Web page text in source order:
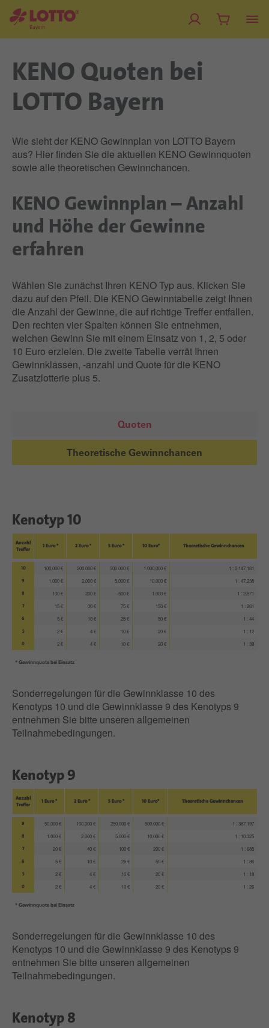
KENO Quoten bei
LOTTO Bayern
Wie sieht der KENO Gewinnplan von LOTTO Bayern
aus? Hier finden Sie die aktuellen KENO Gewinnquoten
sowie alle theoretischen Gewinnchancen.
KENO Gewinnplan – Anzahl
und Höhe der Gewinne
erfahren
Wählen Sie zunächst Ihren KENO Typ aus. Klicken Sie
dazu auf den Pfeil. Die KENO Gewinntabelle zeigt Ihnen
die Anzahl der Gewinne, die auf richtige Treffer entfallen.
Den rechten vier Spalten können Sie entnehmen,
welchen Gewinn Sie mit einem Einsatz von 1, 2, 5 oder
10 Euro erzielen. Die zweite Tabelle verrät Ihnen
Gewinnklassen, -anzahl und Quote für die KENO
Zusatzlotterie plus 5.
Quoten
Theoretische Gewinnchancen
Kenotyp 10
Anzahl
Treffer
1 Euro * 2 Euro * 5 Euro * 10 Euro* Theoretische Gewinnchancen
10 100.000 € 200.000 € 500.000 € 1.000.000 €
1 : 2.147.181
9
1.000 € 2.000 € 5.000 € 10.000 €
1 : 47.238
8
100 € 200 € 500 € 1.000 €
1 : 2.571
7
15 € 30 € 75 € 150 €
1 : 261
6
5 € 10 € 25 € 50 €
1 : 44
5
2 € 4 € 10 € 20 €
1 : 12
0
2 € 4 € 10 € 20 € 1 : 39
* Gewinnquote bei Einsatz
Sonderregelungen für die Gewinnklasse 10 des
Kenotyps 10 und die Gewinnklasse 9 des Kenotyps 9
entnehmen Sie bitte unseren allgemeinen
Teilnahmebedingungen.
Kenotyp 9
Anzahl
Treffer
1 Euro * 2 Euro * 5 Euro * 10 Euro* Theoretische Gewinnchancen
9 50.000 € 100.000 € 250.000 € 500.000 €
1 : 387.197
8
1.000 € 2.000 € 5.000 € 10.000 €
1 : 10.325
7
20 € 40 € 100 € 200 €
1 : 685
6
5 € 10 € 25 € 50 €
1 : 86
5
2 € 4 € 10 € 20 €
1 : 18
0
2 € 4 € 10 € 20 € 1 : 26
* Gewinnquote bei Einsatz
Sonderregelungen für die Gewinnklasse 10 des
Kenotyps 10 und die Gewinnklasse 9 des Kenotyps 9
entnehmen Sie bitte unseren allgemeinen
Teilnahmebedingungen.
Kenotyp 8